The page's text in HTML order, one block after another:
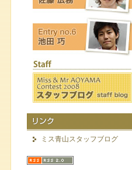
ミス青山スタッフブログ